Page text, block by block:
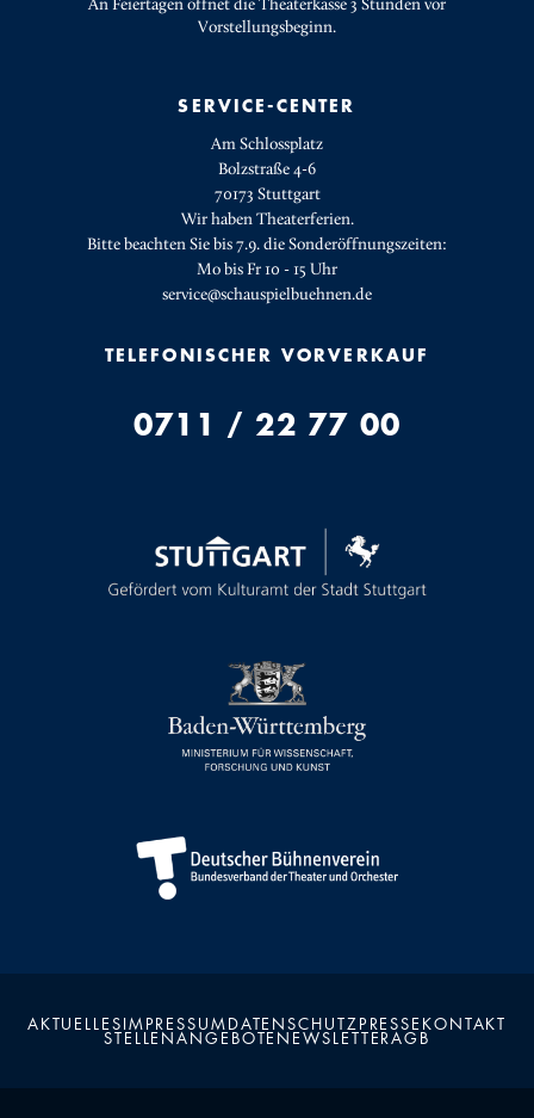
An Feiertagen öffnet die Theaterkasse 3 Stunden vor
Vorstellungsbeginn.
SERVICE-CENTER
Am Schlossplatz
Bolzstraße 4-6
70173 Stuttgart
Wir haben Theaterferien.
Bitte beachten Sie bis 7.9. die Sonderöffnungszeiten:
Mo bis Fr 10 - 15 Uhr
service@schauspielbuehnen.de
TELEFONISCHER VORVERKAUF
0711 / 22 77 00
AKTUELLESIMPRESSUMDATENSCHUTZPRESSE KONTAKT
STELLENANGEBOTE NEWSLETTERAGB